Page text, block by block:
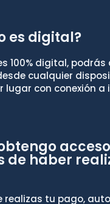
es digital?
100% digital,
cualquier
lugar con conexión a
de haber
realizas tu pago,